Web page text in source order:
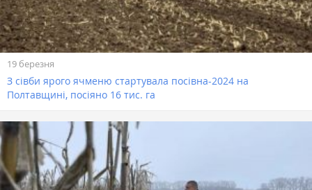
19 березня
З сівби ярого ячменю стартувала посівна-2024 на
Полтавщині, посіяно 16 тис. га